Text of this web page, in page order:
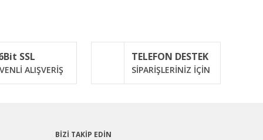
SSL
ALIŞVERİŞ
TELEFON DESTEK
SİPARİŞLERİNİZ İÇİN
BİZİ TAKİP EDİN